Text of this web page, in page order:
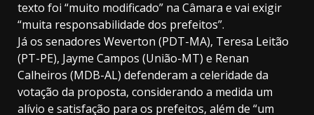
texto foi “muito modificado” na Câmara e vai exigir
“muita responsabilidade dos prefeitos”.
Já os senadores Weverton (PDT-MA), Teresa Leitão
(PT-PE), Jayme Campos (União-MT) e Renan
Calheiros (MDB-AL) defenderam a celeridade da
votação da proposta, considerando a medida um
alívio e satisfação para os prefeitos, além de “um